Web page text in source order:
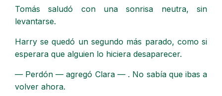
Tomás saludó con una sonrisa neutra, sin
levantarse.
Harry se quedó un segundo más parado, como si
esperara que alguien lo hiciera desaparecer.
— Perdón — agregó Clara — . No sabía que ibas a
volver ahora.